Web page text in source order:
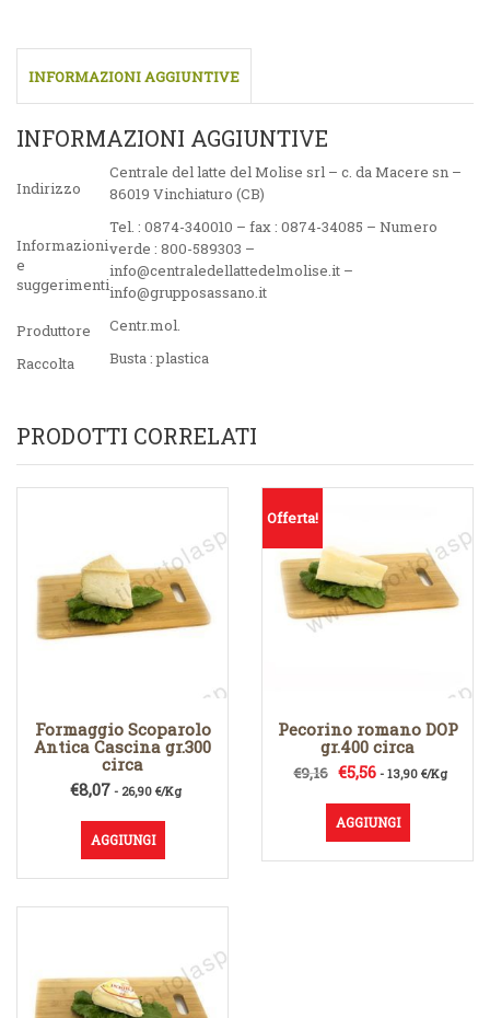
INFORMAZIONI AGGIUNTIVE
INFORMAZIONI AGGIUNTIVE
Indirizzo
Centrale del latte del Molise srl – c. da Macere sn –
86019 Vinchiaturo (CB)
Informazioni
e
suggerimenti
Tel. : 0874-340010 – fax : 0874-34085 – Numero
verde : 800-589303 –
info@centraledellattedelmolise.it –
info@grupposassano.it
Produttore
Centr.mol.
Raccolta
Busta : plastica
PRODOTTI CORRELATI
Formaggio Scoparolo
Antica Cascina gr.300
circa
€8,07- 26,90 €/Kg
AGGIUNGI
Offerta!
Pecorino romano DOP
gr.400 circa
€9,16 Il
originale
era:
€9,16.
€5,56Il
attuale
è:
€5,56.
- 13,90 €/Kg
AGGIUNGI